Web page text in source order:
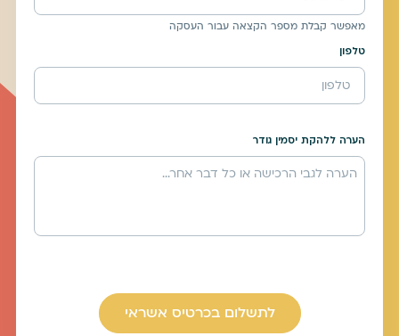
מאפשר קבלת מספר הקצאה עבור העסקה
טלפון
הערה ללהקת יסמין גודר
לתשלום בכרטיס אשראי